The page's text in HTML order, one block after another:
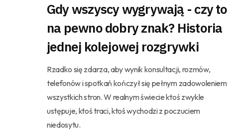
Gdy wszyscy wygrywają - czy to
na pewno dobry znak? Historia
jednej kolejowej rozgrywki
Rzadko się zdarza, aby wynik konsultacji, rozmów,
telefonów i spotkań kończył się pełnym zadowoleniem
wszystkich stron. W realnym świecie ktoś zwykle
ustępuje, ktoś traci, ktoś wychodzi z poczuciem
niedosytu.